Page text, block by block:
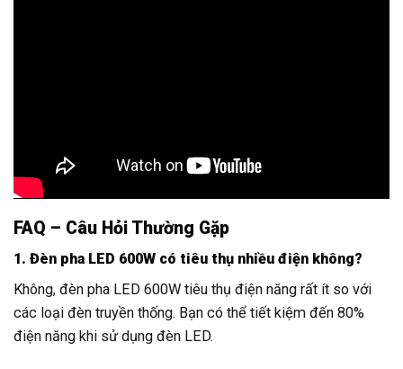
FAQ – Câu Hỏi Thường Gặp
1. Đèn pha LED 600W có tiêu thụ nhiều điện không?
Không, đèn pha LED 600W tiêu thụ điện năng rất ít so với
các loại đèn truyền thống. Bạn có thể tiết kiệm đến 80%
điện năng khi sử dụng đèn LED.